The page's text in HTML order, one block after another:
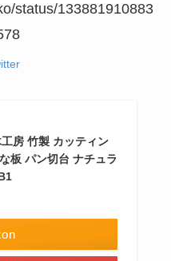
status/133881910883
房 竹製 カッティン
板 パン切台 ナチュラ